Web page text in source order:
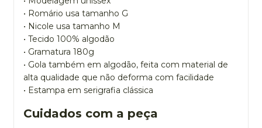
• Romário usa tamanho G
• Nicole usa tamanho M
• Tecido 100% algodão
• Gramatura 180g
• Gola também em algodão, feita com material de
alta qualidade que não deforma com facilidade
• Estampa em serigrafia clássica
Cuidados com a peça